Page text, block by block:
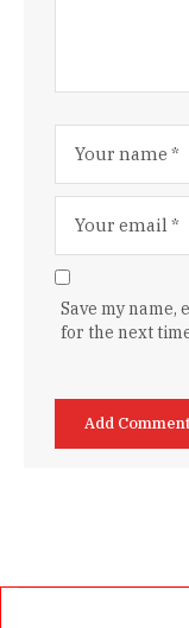
Save my
for the next